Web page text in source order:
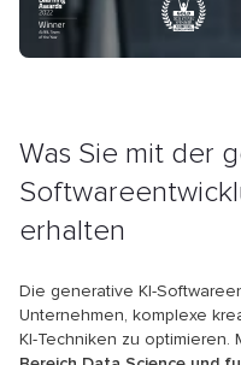
Was Sie mit der
erhalten
Die generative KI-
Unternehmen, komplexe
KI-Techniken zu optimieren.